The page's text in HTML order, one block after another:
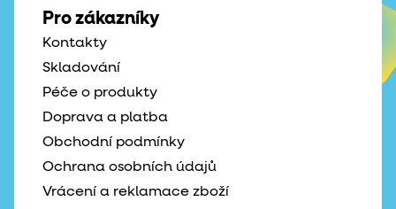
Pro zákazníky
Kontakty
Skladování
Péče o produkty
Doprava a platba
Obchodní podmínky
Ochrana osobních údajů
Vrácení a reklamace zboží